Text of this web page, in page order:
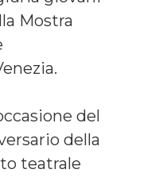
Mostra
del
della
teatrale